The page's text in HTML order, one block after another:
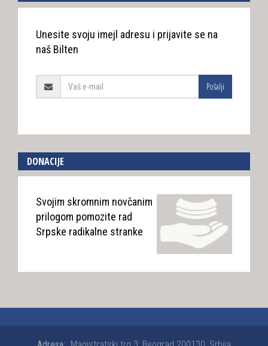
Unesite svoju imejl adresu i prijavite se na
naš Bilten
Pošalji
DONACIJE
Svojim skromnim novčanim
prilogom pomozite rad
Srpske radikalne stranke